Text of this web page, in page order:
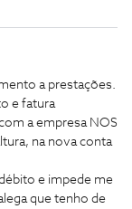
a prestações.
e fatura
a empresa NOS
na nova conta
e impede me
que tenho de